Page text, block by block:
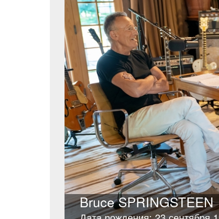
Bruce SPRINGSTEEN